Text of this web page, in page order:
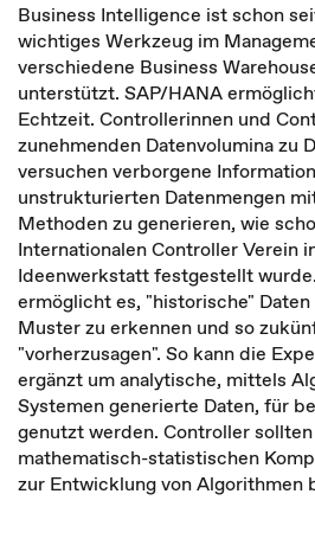
Business Intelligence ist schon
wichtiges Werkzeug im
verschiedene Business
unterstützt. SAP/HANA
Echtzeit. Controllerinnen und
zunehmenden Datenvolumina zu
versuchen verborgene
unstrukturierten Datenmengen
Methoden zu generieren, wie
Internationalen Controller Verein
Ideenwerkstatt festgestellt
ermöglicht es, "historische"
Muster zu erkennen und so
"vorherzusagen". So kann die
ergänzt um analytische, mittels
Systemen generierte Daten, für
genutzt werden. Controller
mathematisch-statistischen
zur Entwicklung von Algorithmen